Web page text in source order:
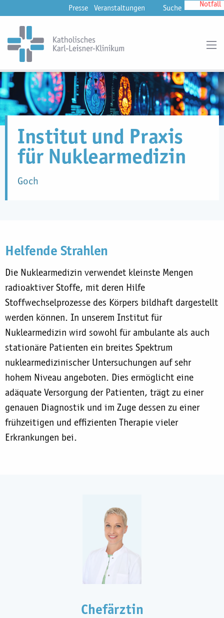
Presse Veranstaltungen Suche Notfall
Institut und Praxis
für Nuklearmedizin
Goch
Helfende Strahlen
Die Nuklearmedizin verwendet kleinste Mengen
radioaktiver Stoffe, mit deren Hilfe
Stoffwechselprozesse des Körpers bildhaft dargestellt
werden können. In unserem Institut für
Nuklearmedizin wird sowohl für ambulante als auch
stationäre Patienten ein breites Spektrum
nuklearmedizinischer Untersuchungen auf sehr
hohem Niveau angeboten. Dies ermöglicht eine
adäquate Versorgung der Patienten, trägt zu einer
genauen Diagnostik und im Zuge dessen zu einer
frühzeitigen und effizienten Therapie vieler
Erkrankungen bei.
Chefärztin